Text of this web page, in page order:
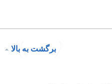
برگشت به بالا